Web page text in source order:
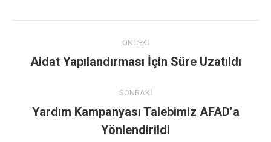
navigation
ÖNCEKI
Previous
Aidat Yapılandırması İçin Süre Uzatıldı
SONRAKI
Next
post:
Yardım Kampanyası Talebimiz AFAD’a
Yönlendirildi